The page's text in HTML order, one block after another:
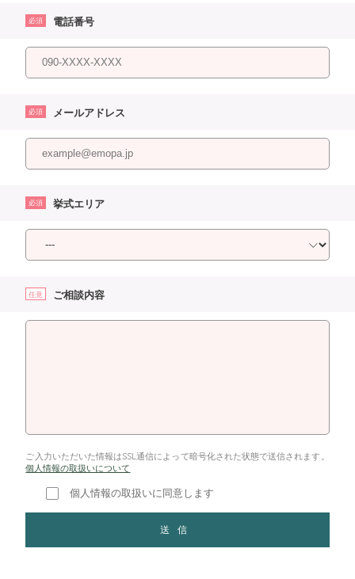
必須 電話番号
必須 メールアドレス
必須 挙式エリア
任意 ご相談内容
ご入力いただいた情報はSSL通信によって暗号化された状態で送信されます。
個人情報の取扱いについて
個人情報の取扱いに同意します